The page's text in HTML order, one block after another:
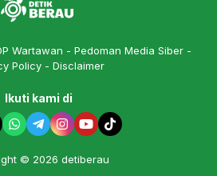
Wartawan
Pedoman Media Siber
Policy
Disclaimer
Ikuti kami di
© 2026 detiberau